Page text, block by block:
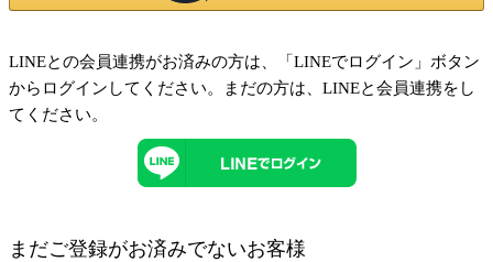
LINEとの会員連携がお済みの方は、「LINEでログイン」ボタン
からログインしてください。まだの方は、 LINEと会員連携をし
てください。
まだご登録がお済みでないお客様